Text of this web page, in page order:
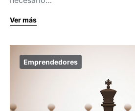
Ver más
Emprendedores